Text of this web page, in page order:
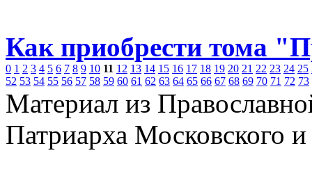
Как приобрести тома
0 1 2 3 4 5 6 7 8 9 10 11 12 13 14 15 16 17 18 19 20 21 22 23 24 25
52 53 54 55 56 57 58 59 60 61 62 63 64 65 66 67 68 69 70 71 72 73
Материал из
Патриарха Московского